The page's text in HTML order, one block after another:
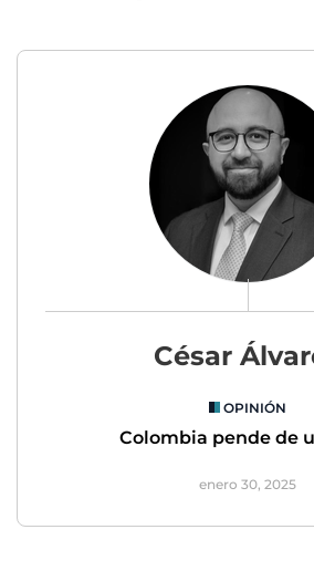
César
OPINIÓN
Colombia pende de
enero 30, 2025